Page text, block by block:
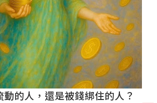
動的人，還是被錢綁住的人？